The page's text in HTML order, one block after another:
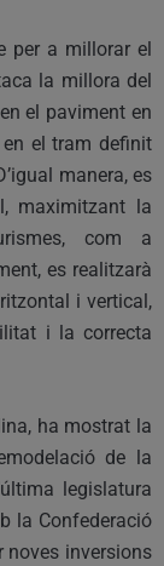
per a millorar el
la millora del
el paviment en
en el tram definit
manera, es
maximitzant la
com a
es realitzarà
i vertical,
i la correcta
ha mostrat la
de la
legislatura
la Confederació
noves inversions